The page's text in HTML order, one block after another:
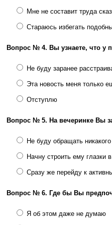
Мне не составит труда
Стараюсь избегать
Вопрос № 4. Вы узнаете, что у
Не буду заранее
Эта новость меня только
Отступлю
Вопрос № 5. На вечеринке Вы
Не буду обращать
Начну строить ему глазки
Сразу же перейду к
Вопрос № 6. Где бы Вы
Я об этом даже не думаю